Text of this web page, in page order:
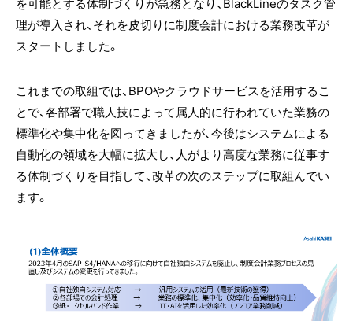
理が導入され、それを皮切りに制度会計における業務改革が
スタートしました。
これまでの取組では、BPOやクラウドサービスを活用するこ
とで、各部署で職人技によって属人的に行われていた業務の
標準化や集中化を図ってきましたが、今後はシステムによる
自動化の領域を大幅に拡大し、人がより高度な業務に従事す
る体制づくりを目指して、改革の次のステップに取組んでい
ます。